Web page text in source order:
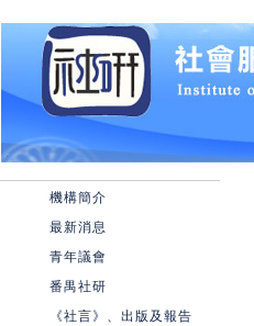
機構簡介
最新消息
青年議會
番禺社研
《社言》、出版及報告